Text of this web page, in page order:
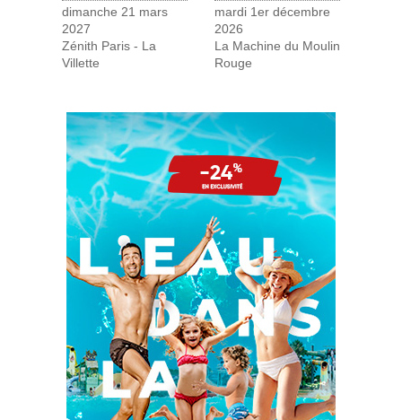
dimanche 21 mars
2027
Zénith Paris - La
Villette
mardi 1er décembre
2026
La Machine du Moulin
Rouge